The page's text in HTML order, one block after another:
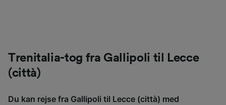
Trenitalia-tog fra Gallipoli til Lecce
(città)
Du kan rejse fra Gallipoli til Lecce (città) med